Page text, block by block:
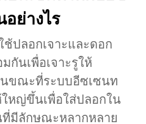
ย่างไร
ปลอกเจาะและดอก
กันเพื่อเจาะรูให้
ขณะที่ระบบอีซเซนท
หญ่ขึ้นเพื่อใส่ปลอกใน
มีลักษณะหลากหลาย